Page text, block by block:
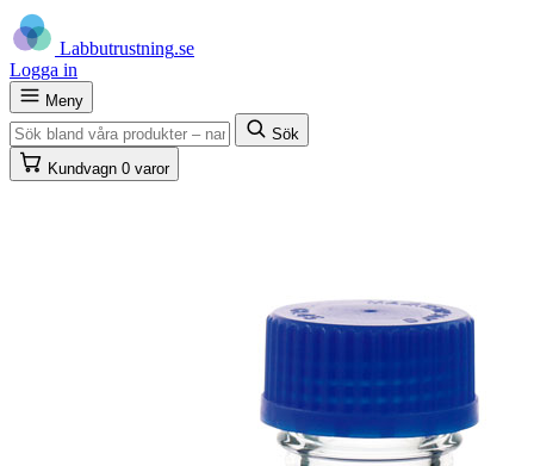
Labbutrustning.se
Logga in
Meny
Sök
Kundvagn 0 varor